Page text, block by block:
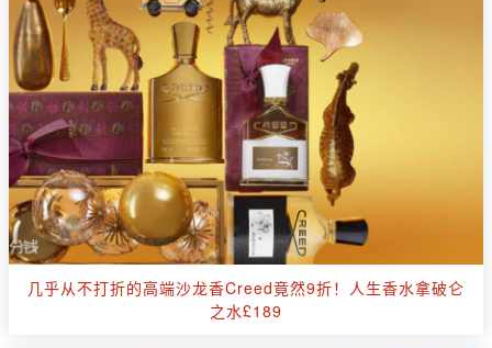
几乎从不打折的高端沙龙香Creed竟然9折！人生香水拿破仑
之水£189